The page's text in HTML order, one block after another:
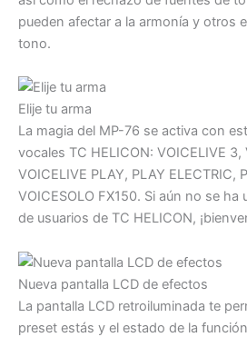
pueden afectar a la armonía y otros
tono.
Elije tu arma
La magia del MP-76 se activa con
vocales TC HELICON: VOICELIVE 3,
VOICELIVE PLAY, PLAY ELECTRIC,
VOICESOLO FX150. Si aún no se
de usuarios de TC HELICON,
Nueva pantalla LCD de efectos
La pantalla LCD retroiluminada te
preset estás y el estado de la